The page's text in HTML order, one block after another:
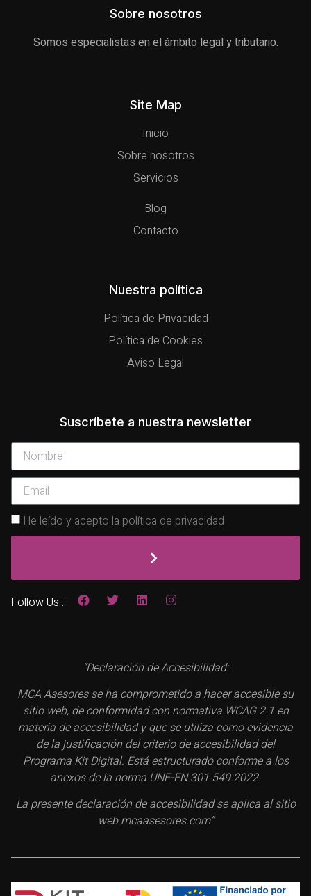
Sobre nosotros
Somos especialistas en el ámbito legal y tributario.
Site Map
Inicio
Sobre nosotros
Servicios
Blog
Contacto
Nuestra política
Política de Privacidad
Política de Cookies
Aviso Legal
Suscríbete a nuestra newsletter
He leído y acepto la política de privacidad
Follow Us :
“Declaración de Accesibilidad:
MCA Asesores se ha comprometido a hacer accesible su
sitio web, de conformidad con normativa WCAG 2.1 en
materia de accesibilidad y que se utiliza como evidencia
de la justificación del criterio de accesibilidad del
Programa Kit Digital. Está estructurado conforme a los
anexos de la norma UNE-EN 301 549:2022.
La presente declaración de accesibilidad se aplica al sitio
web mcaasesores.com”